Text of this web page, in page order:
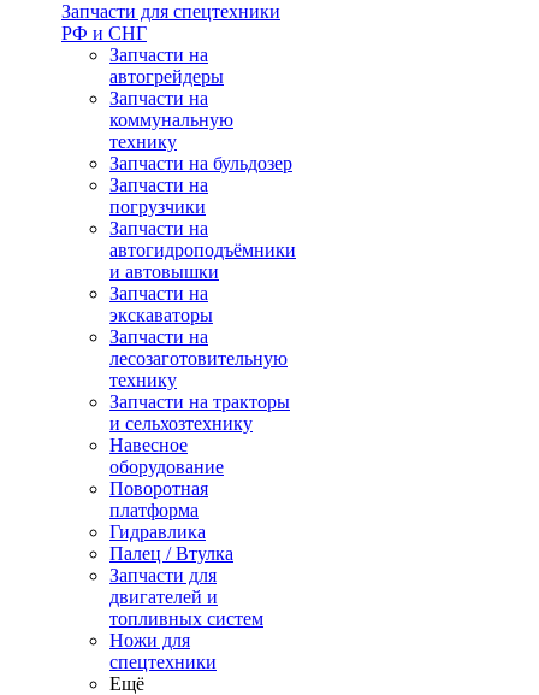
Запчасти для спецтехники
РФ и СНГ
Запчасти на
автогрейдеры
Запчасти на
коммунальную
технику
Запчасти на бульдозер
Запчасти на
погрузчики
Запчасти на
автогидроподъёмники
и автовышки
Запчасти на
экскаваторы
Запчасти на
лесозаготовительную
технику
Запчасти на тракторы
и сельхозтехнику
Навесное
оборудование
Поворотная
платформа
Гидравлика
Палец / Втулка
Запчасти для
двигателей и
топливных систем
Ножи для
спецтехники
Ещё